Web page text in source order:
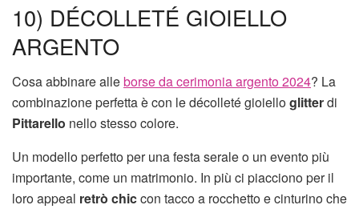
10) DÉCOLLETÉ GIOIELLO
ARGENTO
Cosa abbinare alleborse da cerimonia argento 2024? La
combinazione perfetta è con le décolleté gioielloglitterdi
Pittarello nello stesso colore.
Un modello perfetto per una festa serale o un evento più
importante, come un matrimonio. In più ci piacciono per il
loro appeal retrò chiccon tacco a rocchetto e cinturino che